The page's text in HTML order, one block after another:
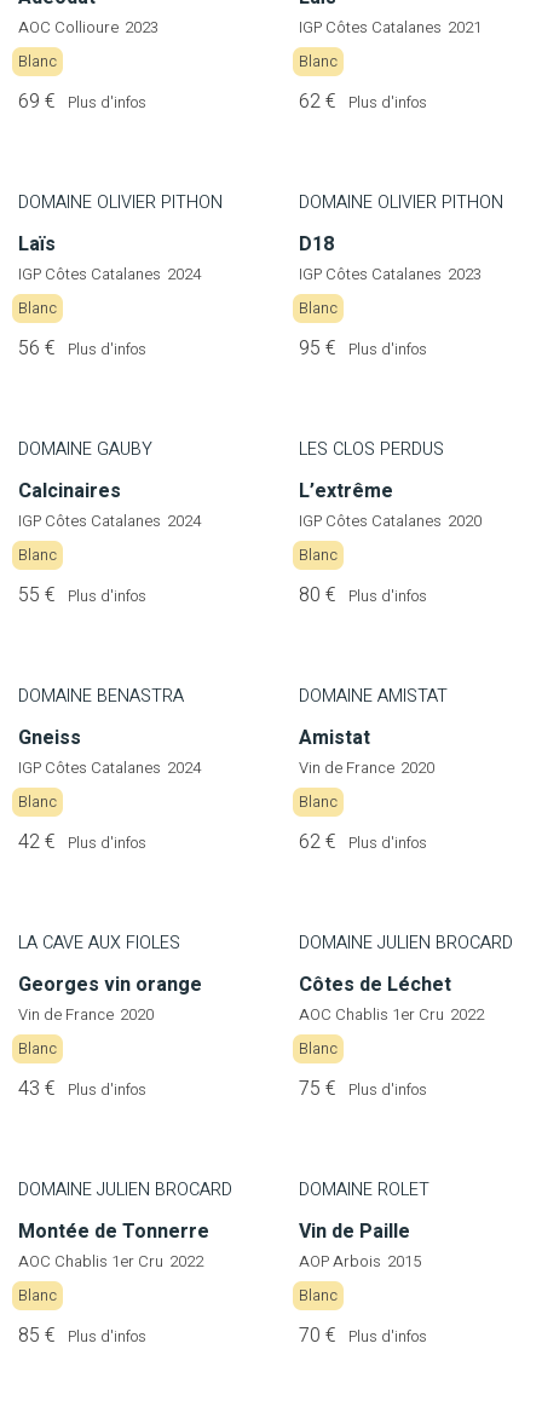
AOC Collioure 2023
Blanc
69 € Plus d'infos
IGP Côtes Catalanes 2021
Blanc
62 € Plus d'infos
DOMAINE OLIVIER PITHON
Laïs
IGP Côtes Catalanes 2024
Blanc
56 € Plus d'infos
DOMAINE OLIVIER PITHON
D18
IGP Côtes Catalanes 2023
Blanc
95 € Plus d'infos
DOMAINE GAUBY
Calcinaires
IGP Côtes Catalanes 2024
Blanc
55 € Plus d'infos
LES CLOS PERDUS
L’extrême
IGP Côtes Catalanes 2020
Blanc
80 € Plus d'infos
DOMAINE BENASTRA
Gneiss
IGP Côtes Catalanes 2024
Blanc
42 € Plus d'infos
DOMAINE AMISTAT
Amistat
Vin de France 2020
Blanc
62 € Plus d'infos
LA CAVE AUX FIOLES
Georges vin orange
Vin de France 2020
Blanc
43 € Plus d'infos
DOMAINE JULIEN BROCARD
Côtes de Léchet
AOC Chablis 1er Cru 2022
Blanc
75 € Plus d'infos
DOMAINE JULIEN BROCARD
Montée de Tonnerre
AOC Chablis 1er Cru 2022
Blanc
85 € Plus d'infos
DOMAINE ROLET
Vin de Paille
AOP Arbois 2015
Blanc
70 € Plus d'infos